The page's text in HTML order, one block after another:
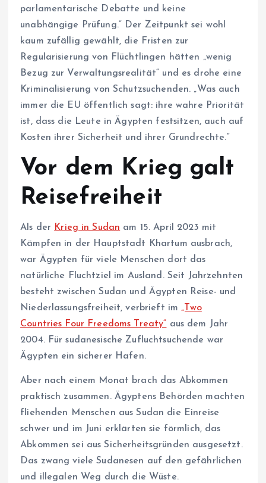
parlamentarische Debatte und keine
unabhängige Prüfung.“ Der Zeitpunkt sei wohl
kaum zufällig gewählt, die Fristen zur
Regularisierung von Flüchtlingen hätten „wenig
Bezug zur Verwaltungsrealität“ und es drohe eine
Kriminalisierung von Schutzsuchenden. „Was auch
immer die EU öffentlich sagt: ihre wahre Priorität
ist, dass die Leute in Ägypten festsitzen, auch auf
Kosten ihrer Sicherheit und ihrer Grundrechte.“
Vor dem Krieg galt
Reisefreiheit
Als der Krieg in Sudan am 15. April 2023 mit
Kämpfen in der Hauptstadt Khartum ausbrach,
war Ägypten für viele Menschen dort das
natürliche Fluchtziel im Ausland. Seit Jahrzehnten
besteht zwischen Sudan und Ägypten Reise- und
Niederlassungsfreiheit, verbrieft im „Two
Countries Four Freedoms Treaty“ aus dem Jahr
2004. Für sudanesische Zufluchtsuchende war
Ägypten ein sicherer Hafen.
Aber nach einem Monat brach das Abkommen
praktisch zusammen. Ägyptens Behörden machten
fliehenden Menschen aus Sudan die Einreise
schwer und im Juni erklärten sie förmlich, das
Abkommen sei aus Sicherheitsgründen ausgesetzt.
Das zwang viele Sudanesen auf den gefährlichen
und illegalen Weg durch die Wüste.